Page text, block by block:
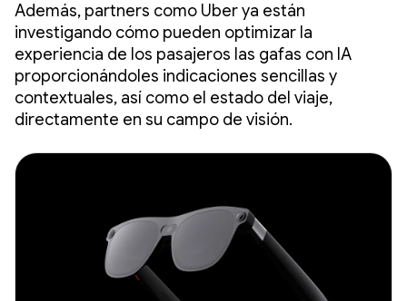
Además, partners como Uber ya están
investigando cómo pueden optimizar la
experiencia de los pasajeros las gafas con IA
proporcionándoles indicaciones sencillas y
contextuales, así como el estado del viaje,
directamente en su campo de visión.